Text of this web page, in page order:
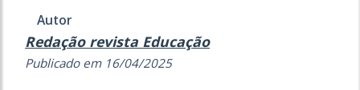
Autor
Redação revista Educação
Publicado em 16/04/2025